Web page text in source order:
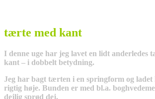
tærte med kant
I denne uge har jeg lavet en lidt anderledes
kant – i dobbelt betydning.
Jeg har bagt tærten i en springform og
rigtig høje. Bunden er med bl.a.
dejlig sprød dej.